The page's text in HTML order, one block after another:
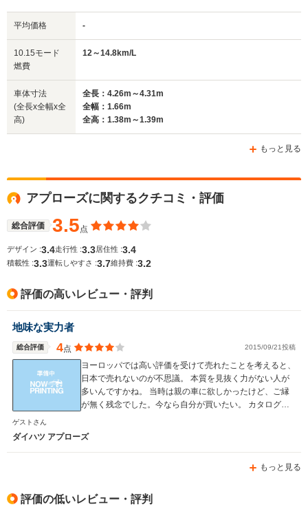
サイズ
(全長x全幅x全高)
WLTCモード
燃費
全幅
1.62m～1.65m
平均価格 -
10.15モード
燃費
12～14.8km/L
車体寸法
(全長x全幅x全
高)
全長：4.26m～4.31m
全幅：1.66m
全高：1.38m～1.39m
もっと見る
アプローズに関するクチコミ・評価
総合評価 3.5点
デザイン :3.4走行性 :3.3 居住性 :3.4
積載性 :3.3運転しやすさ :3.7維持費 :3.2
評価の高いレビュー・評判
地味な実力者
総合評価 4点 2015/09/21投稿
ヨーロッパでは高い評価を受けて売れたことを考えると、
日本で売れないのが不思議。 本質を見抜く力がない人が
多いんですかね。 当時は親の車に欲しかったけど、ご縁
が無く残念でした。今なら自分が買いたい。 カタログだ
ゲストさん
ダイハツ アプローズ
もっと見る
評価の低いレビュー・評判